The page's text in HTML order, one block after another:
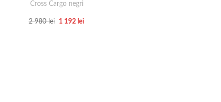
Cross Cargo negri
2 980lei
Prețul
1 192 lei